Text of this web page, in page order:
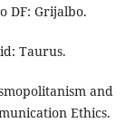
DF: Grijalbo.
Taurus.
and
Ethics.